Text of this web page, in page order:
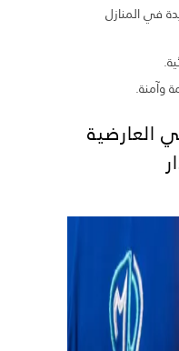
في المنازل
وآمنة.
العارضية